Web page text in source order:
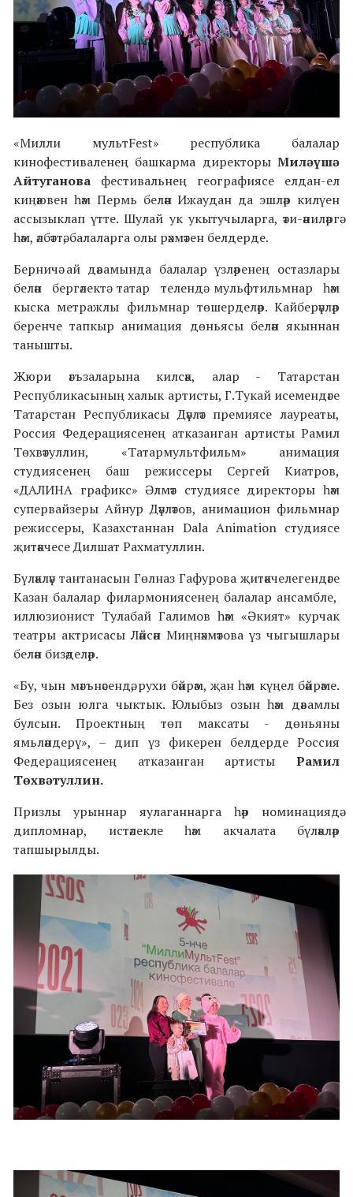
«Милли мультFest» республика балалар
кинофестиваленең башкарма директоры Миләүшә
Айтуганова фестивальнең географиясе елдан-ел
киңәювен һәм Пермь белән Ижаудан да эшләр килүен
ассызыклап үтте. Шулай ук укытучыларга, әти-әниләргә
һәм, әлбәттә, балаларга олы рәхмәтен белдерде.
Берничә ай дәвамында балалар үзләренең остазлары
белән бергәлектә татар телендә мульфтильмнар һәм
кыска метражлы фильмнар төшерделәр. Кайберәүләр
беренче тапкыр анимация дөньясы белән якыннан
танышты.
Жюри әгъзаларына килсәк, алар - Татарстан
Республикасының халык артисты, Г.Тукай исемендәге
Татарстан Республикасы Дәүләт премиясе лауреаты,
Россия Федерациясенең атказанган артисты Рамил
Төхвәтуллин, «Татармультфильм» анимация
студиясенең баш режиссеры Сергей Киатров,
«ДАЛИНА графикс» Әлмәт студиясе директоры һәм
супервайзеры Айнур Дәүләтов, анимацион фильмнар
режиссеры, Казахстаннан Dala Animation студиясе
җитәкчесе Дилшат Рахматуллин.
Бүләкләү тантанасын Гөлназ Гафурова җитәкчелегендәге
Казан балалар филармониясенең балалар ансамбле,
иллюзионист Тулабай Галимов һәм «Әкият» курчак
театры актрисасы Ләйсән Миңнәхмәтова үз чыгышлары
белән бизәделәр.
«Бу, чын мәгънәсендә, рухи бәйрәм, җан һәм күңел бәйрәме.
Без озын юлга чыктык. Юлыбыз озын һәм дәвамлы
булсын. Проектның төп максаты - дөньяны
ямьләндерү», – дип үз фикерен белдерде Россия
Федерациясенең атказанган артисты Рамил
Төхвәтуллин.
Призлы урыннар яулаганнарга һәр номинациядә
дипломнар, истәлекле һәм акчалата бүләкләр
тапшырылды.